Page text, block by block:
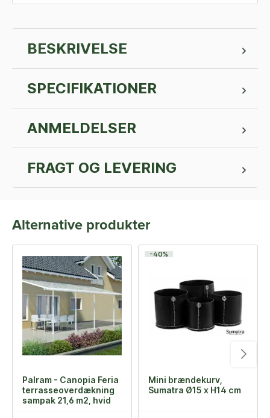
BESKRIVELSE
SPECIFIKATIONER
ANMELDELSER
FRAGT OG LEVERING
Alternative produkter
Palram - Canopia Feria
terrasseoverdækning
sampak 21,6 m2, hvid
-40%
Mini brændekurv,
Sumatra Ø15 x H14 cm